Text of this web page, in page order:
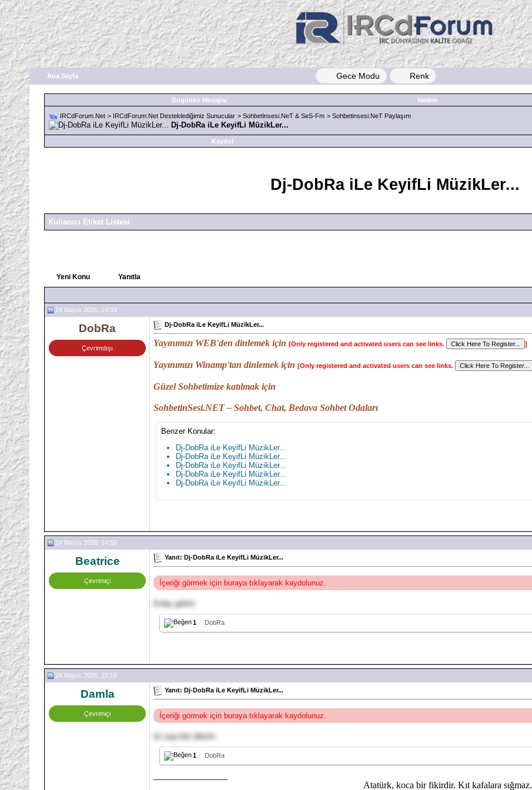
Ana Sayfa Gece Modu Renk
Bugünkü Mesajlar Yardım
IRCdForum.Net > IRCdForum.Net Desteklediğimiz Sunucular > Sohbetinsesi.NeT & SeS-Fm > Sohbetinsesi.NeT Paylaşım
Dj-DobRa iLe KeyifLi MüzikLer...
Kaydol
Dj-DobRa iLe KeyifLi MüzikLer...
Kullanıcı Etiket Listesi
Yeni Konu Yanıtla
24 Mayıs 2026, 14:03
DobRa
Çevrimdışı
Dj-DobRa iLe KeyifLi MüzikLer...
Yayınımızı WEB'den dinlemek için [Only registered and activated users can see links. ]
Yayınımızı Winamp'tan dinlemek için [Only registered and activated users can see links.
Güzel Sohbetimize katılmak için
SohbetinSesi.NET – Sohbet, Chat, Bedava Sohbet Odaları
Benzer Konular:
Dj-DobRa iLe KeyifLi MüzikLer...
Dj-DobRa iLe KeyifLi MüzikLer...
Dj-DobRa iLe KeyifLi MüzikLer...
Dj-DobRa iLe KeyifLi MüzikLer...
Dj-DobRa iLe KeyifLi MüzikLer...
24 Mayıs 2026, 14:55
Beatrice
Çevrimiçi
Yanıt: Dj-DobRa iLe KeyifLi MüzikLer...
İçeriği görmek için buraya tıklayarak kaydolunuz.
Kolay gelsin
1 DobRa
24 Mayıs 2026, 15:16
Damla
Çevrimiçi
Yanıt: Dj-DobRa iLe KeyifLi MüzikLer...
İçeriği görmek için buraya tıklayarak kaydolunuz.
Iyi yayınlar dilerim.
1 DobRa
Atatürk, koca bir fikirdir. Kıt kafalara sığmaz.